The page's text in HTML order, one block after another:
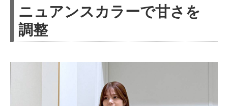
ニュアンスカラーで甘さを
調整